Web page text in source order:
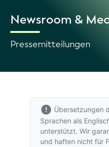
Newsroom &
Pressemitteilungen
Übersetzungen
Sprachen als
unterstützt. Wir
und haften nicht für